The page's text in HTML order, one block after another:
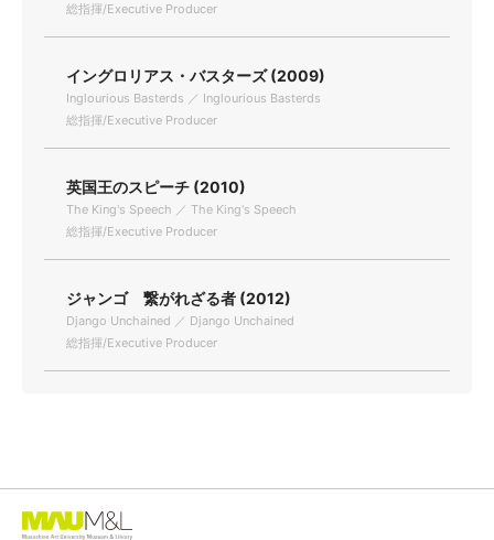
総指揮/Executive Producer
イングロリアス・バスターズ (2009)
Inglourious Basterds ／ Inglourious Basterds
総指揮/Executive Producer
英国王のスピーチ (2010)
The King's Speech ／ The King's Speech
総指揮/Executive Producer
ジャンゴ 繋がれざる者 (2012)
Django Unchained ／ Django Unchained
総指揮/Executive Producer